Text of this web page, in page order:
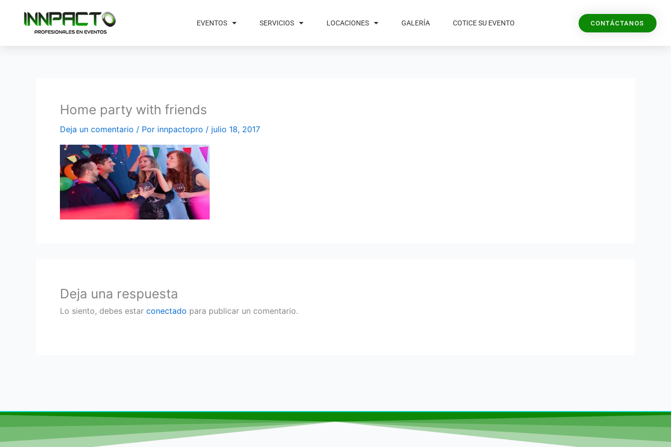
contenido
EVENTOS SERVICIOS LOCACIONES GALERÍA COTICE SU EVENTO CONTÁCTANOS
Home party with friends
Deja un comentario / Por innpactopro / julio 18, 2017
Deja una respuesta
Lo siento, debes estar conectado para publicar un comentario.